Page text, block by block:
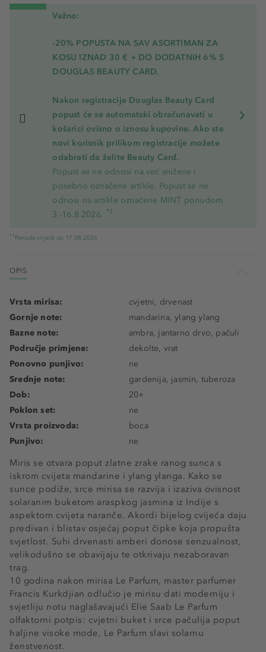
Važno:
-20% POPUSTA NA SAV ASORTIMAN ZA
KOSU IZNAD 30 € + DO DODATNIH 6% S
DOUGLAS BEAUTY CARD.
Nakon registracije Douglas Beauty Card
popust će se automatski obračunavati u
košarici ovisno o iznosu kupovine. Ako ste
novi korisnik prilikom registracije možete
odabrati da želite Beauty Card.
Popust se ne odnosi na već snižene i
posebno označene artikle. Popust se ne
odnosi na artikle označene MINT ponudom.
3.-16.8.2026. *1
*1 Ponuda vrijedi do 17.08.2026
OPIS
Miris se otvara poput zlatne zrake ranog sunca s
iskrom cvijeta mandarine i ylang ylanga. Kako se
sunce podiže, srce mirisa se razvija i izaziva ovisnost
solaranim buketom araspkog jasmina iz Indije s
aspektom cvijeta naranče. Akordi bijelog cvijeća daju
predivan i blistav osjećaj poput čipke koja propušta
svjetlost. Suhi drvenasti amberi donose senzualnost,
velikodušno se obavijaju te otkrivaju nezaboravan
trag.
10 godina nakon mirisa Le Parfum, master parfumer
Francis Kurkdjian odlučio je mirisu dati moderniju i
svjetliju notu naglašavajući Elie Saab Le Parfum
olfaktorni potpis: cvjetni buket i srce pačulija poput
haljine visoke mode, Le Parfum slavi solarnu
ženstvenost.
Vrsta mirisa:
cvjetni, drvenast
Gornje note:
mandarina, ylang ylang
Bazne note:
ambra, jantarno drvo, pačuli
Područje primjene:
dekolte, vrat
Ponovno punjivo:
ne
Srednje note:
gardenija, jasmin, tuberoza
Dob:
20+
Poklon set:
ne
Vrsta proizvoda:
boca
Punjivo:
ne